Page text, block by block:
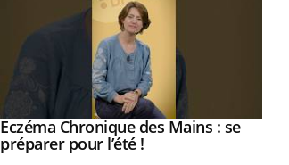
Youtube
Eczéma Chronique des Mains : se
préparer pour l’été !Youtube